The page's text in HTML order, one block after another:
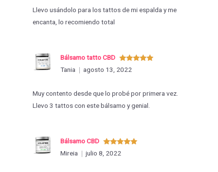
Llevo usándolo para los tattos de mi espalda y me
encanta, lo recomiendo total
Valorado
con
Bálsamo tatto CBD
Tania
agosto 13, 2022
Muy contento desde que lo probé por primera vez.
Llevo 3 tattos con este bálsamo y genial.
Valorado
con5de 5
Bálsamo CBD
Mireia
julio 8, 2022